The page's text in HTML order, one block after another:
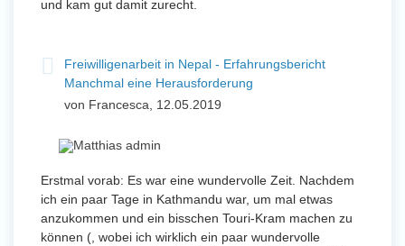
und kam gut damit zurecht.
Freiwilligenarbeit in Nepal - Erfahrungsbericht
Manchmal eine Herausforderung
von Francesca, 12.05.2019
Erstmal vorab: Es war eine wundervolle Zeit. Nachdem
ich ein paar Tage in Kathmandu war, um mal etwas
anzukommen und ein bisschen Touri-Kram machen zu
können (, wobei ich wirklich ein paar wundervolle